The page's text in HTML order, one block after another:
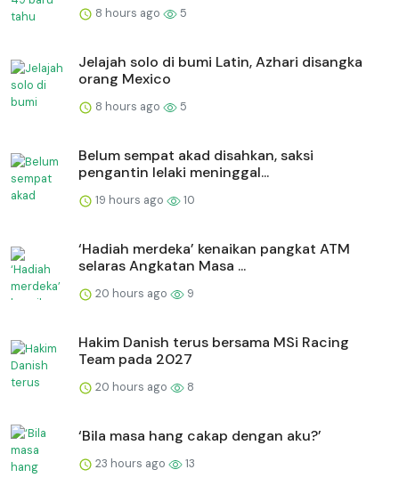
8 hours ago 5
Jelajah solo di bumi Latin, Azhari disangka
orang Mexico
8 hours ago 5
Belum sempat akad disahkan, saksi
pengantin lelaki meninggal...
19 hours ago 10
‘Hadiah merdeka’ kenaikan pangkat ATM
selaras Angkatan Masa ...
20 hours ago 9
Hakim Danish terus bersama MSi Racing
Team pada 2027
20 hours ago 8
‘Bila masa hang cakap dengan aku?’
23 hours ago 13